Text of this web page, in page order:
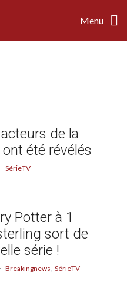
Menu
de la
été révélés
SérieTV
Potter à 1
sort de
série !
Breakingnews SérieTV